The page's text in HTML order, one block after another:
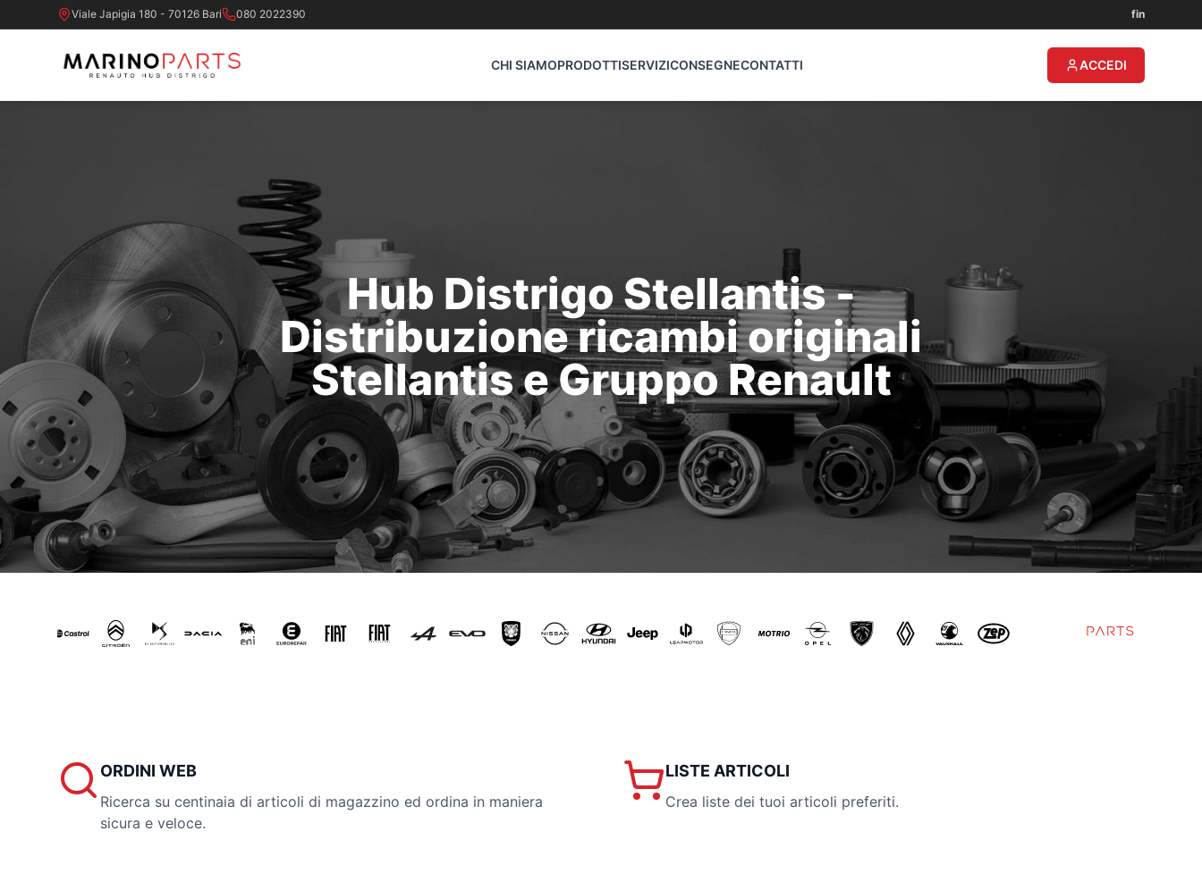
Viale Japigia 180 - 70126 Bari 080 2022390 fin
CHI SIAMOPRODOTTISERVIZICONSEGNECONTATTI ACCEDI
Hub Distrigo Stellantis -
Distribuzione ricambi originali
Stellantis e Gruppo Renault
ORDINI WEB
Ricerca su centinaia di articoli di magazzino ed ordina in maniera
sicura e veloce.
LISTE ARTICOLI
Crea liste dei tuoi articoli preferiti.